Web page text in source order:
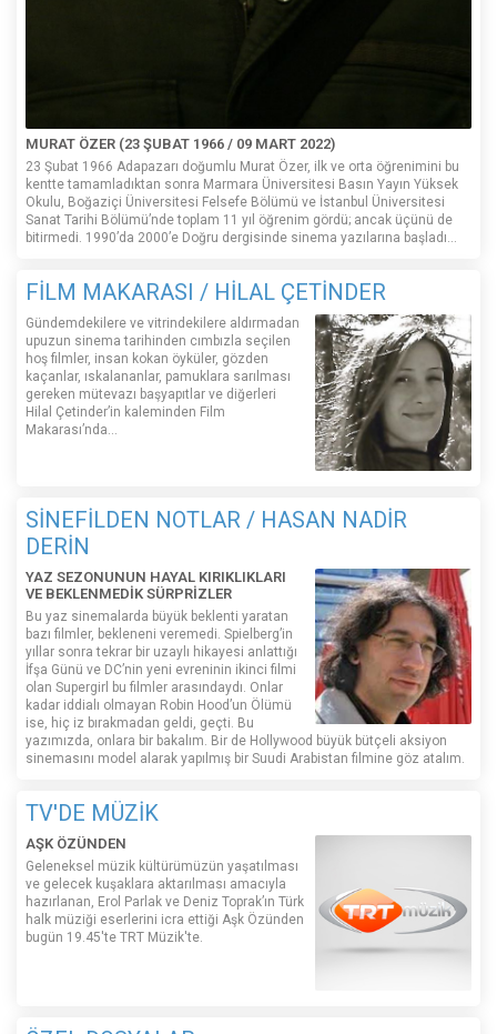
MURAT ÖZER (23 ŞUBAT 1966 / 09 MART 2022)
23 Şubat 1966 Adapazarı doğumlu Murat Özer, ilk ve orta öğrenimini bu
kentte tamamladıktan sonra Marmara Üniversitesi Basın Yayın Yüksek
Okulu, Boğaziçi Üniversitesi Felsefe Bölümü ve İstanbul Üniversitesi
Sanat Tarihi Bölümü’nde toplam 11 yıl öğrenim gördü; ancak üçünü de
bitirmedi. 1990’da 2000’e Doğru dergisinde sinema yazılarına başladı...
FİLM MAKARASI / HİLAL ÇETİNDER
Gündemdekilere ve vitrindekilere aldırmadan
upuzun sinema tarihinden cımbızla seçilen
hoş filmler, insan kokan öyküler, gözden
kaçanlar, ıskalananlar, pamuklara sarılması
gereken mütevazı başyapıtlar ve diğerleri
Hilal Çetinder’in kaleminden Film
Makarası’nda…
SİNEFİLDEN NOTLAR / HASAN NADİR
DERİN
YAZ SEZONUNUN HAYAL KIRIKLIKLARI
VE BEKLENMEDİK SÜRPRİZLER
Bu yaz sinemalarda büyük beklenti yaratan
bazı filmler, bekleneni veremedi. Spielberg’in
yıllar sonra tekrar bir uzaylı hikayesi anlattığı
İfşa Günü ve DC’nin yeni evreninin ikinci filmi
olan Supergirl bu filmler arasındaydı. Onlar
kadar iddialı olmayan Robin Hood’un Ölümü
ise, hiç iz bırakmadan geldi, geçti. Bu
yazımızda, onlara bir bakalım. Bir de Hollywood büyük bütçeli aksiyon
sinemasını model alarak yapılmış bir Suudi Arabistan filmine göz atalım.
TV'DE MÜZİK
AŞK ÖZÜNDEN
Geleneksel müzik kültürümüzün yaşatılması
ve gelecek kuşaklara aktarılması amacıyla
hazırlanan, Erol Parlak ve Deniz Toprak’ın Türk
halk müziği eserlerini icra ettiği Aşk Özünden
bugün 19.45'te TRT Müzik'te.